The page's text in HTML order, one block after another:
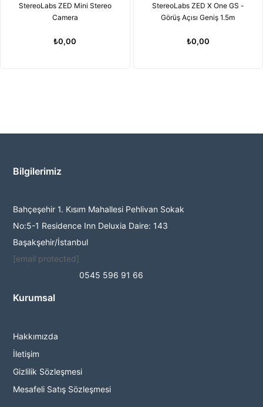
StereoLabs ZED Mini Stereo
Camera
₺0,00
StereoLabs ZED X One GS -
Görüş Açısı Geniş 1.5m
₺0,00
Bilgilerimiz
Bahçeşehir 1. Kısım Mahallesi Pehlivan Sokak
No:5-1 Residence Inn Deluxia Daire: 143
Başakşehir/İstanbul
[email protected]
0545 596 91 66
Kurumsal
Hakkımızda
İletişim
Gizlilik Sözleşmesi
Mesafeli Satış Sözleşmesi